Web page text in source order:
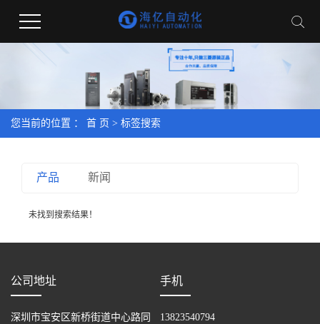
您当前的位置 ： 首 页 > 标签搜索
产品 新闻
未找到搜索结果！
公司地址
深圳市宝安区新桥街道中心路同
手机
13823540794